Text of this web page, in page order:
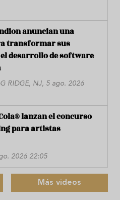
anuncian una
transformar sus
desarrollo de software
RIDGE, NJ, 5 ago. 2026
lanzan el concurso
para artistas
2026 22:05
Más videos